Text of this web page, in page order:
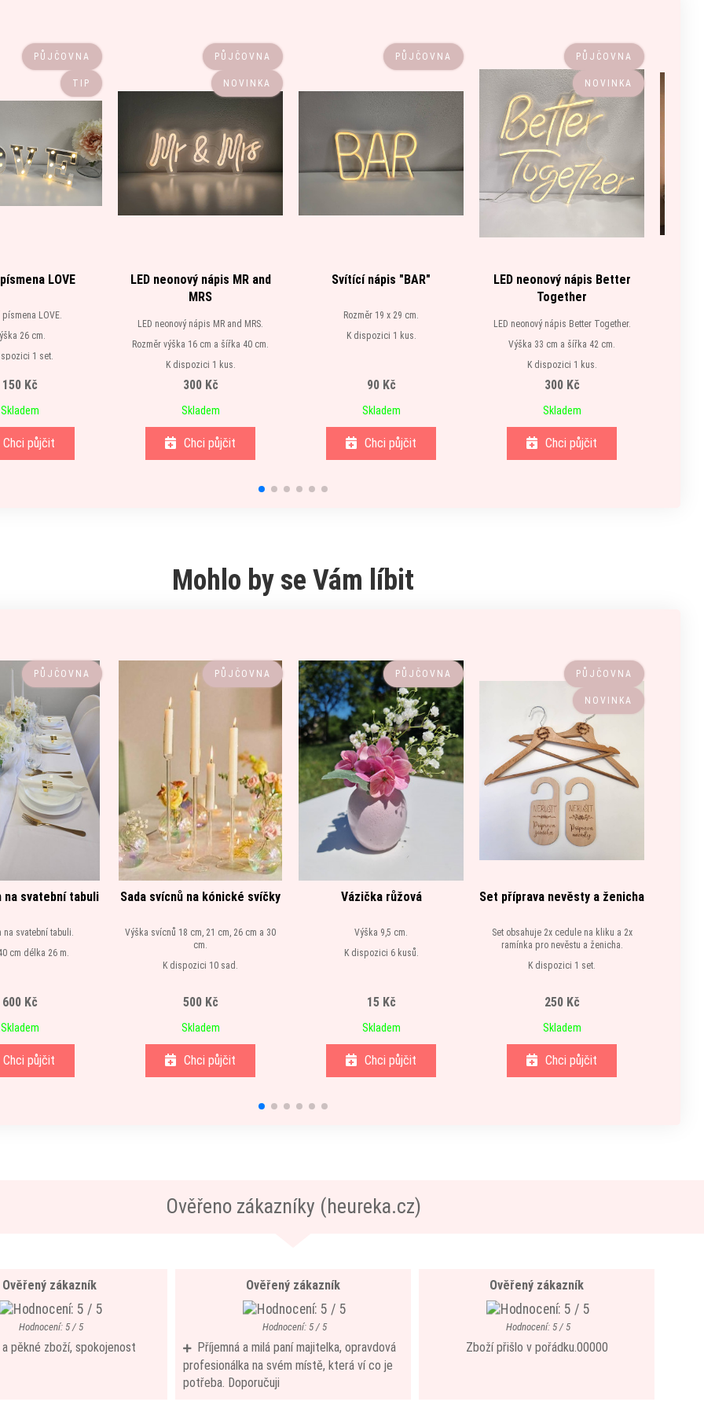
PŮJČOVNA
TIP
LOVE
LOVE.
26 cm.
1 set.
150 Kč
Skladem
Chci půjčit
PŮJČOVNA
NOVINKA
LED neonový nápis MR and
MRS
LED neonový nápis MR and MRS.
Rozměr výška 16 cm a šířka 40 cm.
K dispozici 1 kus.
300 Kč
Skladem
Chci půjčit
PŮJČOVNA
Svítící nápis "BAR"
Rozměr 19 x 29 cm.
K dispozici 1 kus.
90 Kč
Skladem
Chci půjčit
PŮJČOVNA
NOVINKA
LED neonový nápis Better
Together
LED neonový nápis Better Together.
Výška 33 cm a šířka 42 cm.
K dispozici 1 kus.
300 Kč
Skladem
Chci půjčit
Mohlo by se Vám líbit
PŮJČOVNA
na svatební tabuli
na svatební tabuli.
cm délka 26 m.
600 Kč
Skladem
Chci půjčit
PŮJČOVNA
Sada svícnů na kónické svíčky
Výška svícnů 18 cm, 21 cm, 26 cm a 30
cm.
K dispozici 10 sad.
500 Kč
Skladem
Chci půjčit
PŮJČOVNA
Vázička růžová
Výška 9,5 cm.
K dispozici 6 kusů.
15 Kč
Skladem
Chci půjčit
PŮJČOVNA
NOVINKA
Set příprava nevěsty a ženicha
Set obsahuje 2x cedule na kliku a 2x
ramínka pro nevěstu a ženicha.
K dispozici 1 set.
250 Kč
Skladem
Chci půjčit
Ověřeno zákazníky (heureka.cz)
Ověřený zákazník
Hodnocení: 5 / 5
pěkné zboží, spokojenost
Ověřený zákazník
Hodnocení: 5 / 5
Příjemná a milá paní majitelka, opravdová
profesionálka na svém místě, která ví co je
potřeba. Doporučuji
Ověřený zákazník
Hodnocení: 5 / 5
Zboží přišlo v pořádku.00000